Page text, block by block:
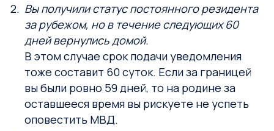
Вы получили статус постоянного резидента
за рубежом, но в течение следующих 60
дней вернулись домой.
В этом случае срок подачи уведомления
тоже составит 60 суток. Если за границей
вы были ровно 59 дней, то на родине за
оставшееся время вы рискуете не успеть
оповестить МВД.